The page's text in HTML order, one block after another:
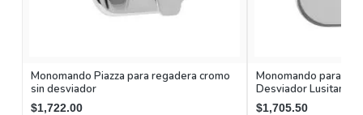
Monomando Piazza para regadera cromo
sin desviador
$1,722.00
Monomando para
Desviador Lusitania
Helvex
$1,705.50